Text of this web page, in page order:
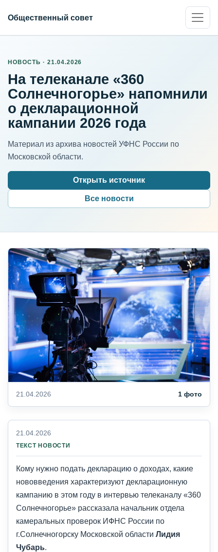
Общественный совет
НОВОСТЬ · 21.04.2026
На телеканале «360
Солнечногорье» напомнили
о декларационной
кампании 2026 года
Материал из архива новостей УФНС России по
Московской области.
Открыть источник
Все новости
21.04.2026 1 фото
21.04.2026
ТЕКСТ НОВОСТИ
Кому нужно подать декларацию о доходах, какие
нововведения характеризуют декларационную
кампанию в этом году в интервью телеканалу «360
Солнечногорье» рассказала начальник отдела
камеральных проверок ИФНС России по
г.Солнечногорску Московской области Лидия
Чубарь.